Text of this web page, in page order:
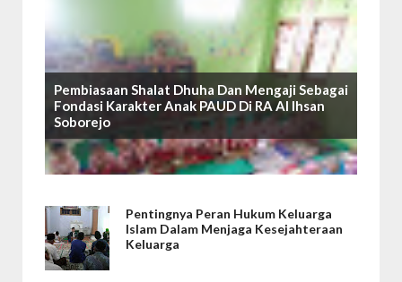
Pembiasaan Shalat Dhuha Dan Mengaji Sebagai
Fondasi Karakter Anak PAUD Di RA Al Ihsan
Soborejo
Pentingnya Peran Hukum Keluarga
Islam Dalam Menjaga Kesejahteraan
Keluarga